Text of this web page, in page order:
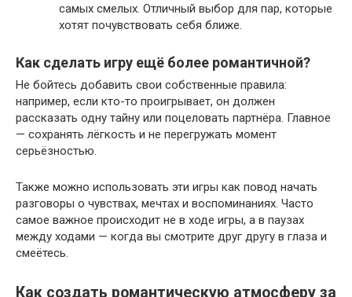
самых смелых. Отличный выбор для пар, которые
хотят почувствовать себя ближе.
Как сделать игру ещё более романтичной?
Не бойтесь добавить свои собственные правила:
например, если кто-то проигрывает, он должен
рассказать одну тайну или поцеловать партнёра. Главное
— сохранять лёгкость и не перегружать момент
серьёзностью.
Также можно использовать эти игры как повод начать
разговоры о чувствах, мечтах и воспоминаниях. Часто
самое важное происходит не в ходе игры, а в паузах
между ходами — когда вы смотрите друг другу в глаза и
смеётесь.
Как создать романтическую атмосферу за